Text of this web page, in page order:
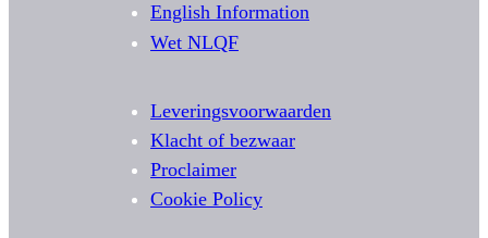
English Information
Wet NLQF
Leveringsvoorwaarden
Klacht of bezwaar
Proclaimer
Cookie Policy